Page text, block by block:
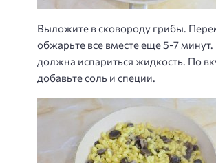
Выложите в сковороду грибы.
обжарьте все вместе еще 5-7
должна испариться жидкость. По
добавьте соль и специи.